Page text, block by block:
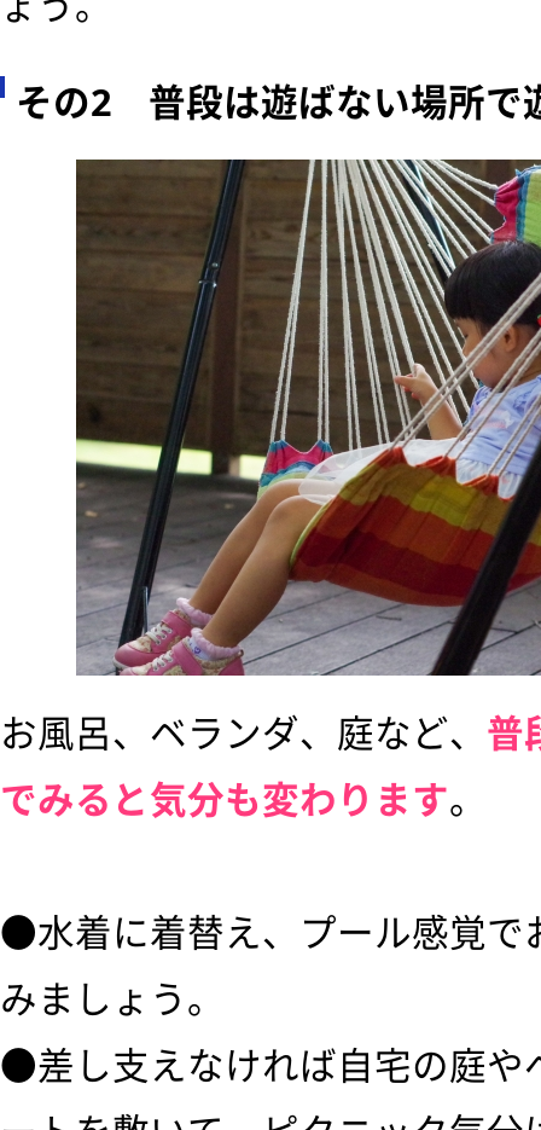
その2 普段は遊ばない場所で
お風呂、ベランダ、庭など、 普
でみると気分も変わります。
●水着に着替え、プール感覚で
みましょう。
●差し支えなければ自宅の庭や